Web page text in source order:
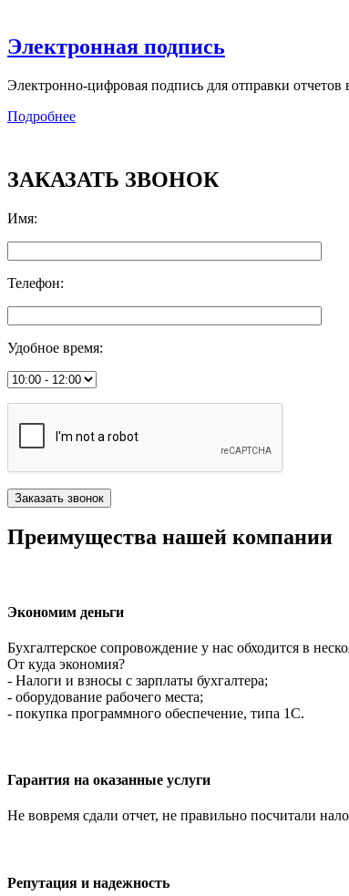
Электронная подпись
Электронно-цифровая подпись для отправки
Подробнее
ЗАКАЗАТЬ ЗВОНОК
Имя:
Телефон:
Удобное время:
Преимущества нашей компании
Экономим деньги
Бухгалтерское сопровождение у нас обходится в
От куда экономия?
- Налоги и взносы с зарплаты бухгалтера;
- оборудование рабочего места;
- покупка программного обеспечение, типа 1С.
Гарантия на оказанные услуги
Не вовремя сдали отчет, не правильно посчитали
Репутация и надежность